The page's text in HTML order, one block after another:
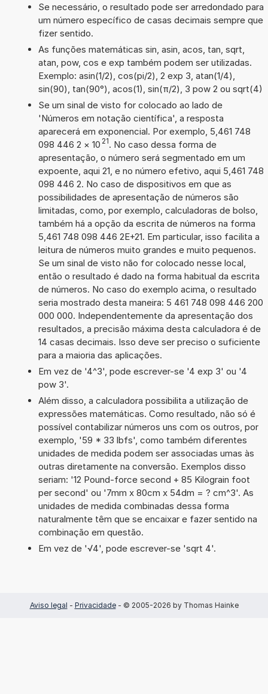
Se necessário, o resultado pode ser arredondado para
um número específico de casas decimais sempre que
fizer sentido.
As funções matemáticas sin, asin, acos, tan, sqrt,
atan, pow, cos e exp também podem ser utilizadas.
Exemplo: asin(1/2), cos(pi/2), 2 exp 3, atan(1/4),
sin(90), tan(90°), acos(1), sin(π/2), 3 pow 2 ou sqrt(4)
Se um sinal de visto for colocado ao lado de
'Números em notação científica', a resposta
aparecerá em exponencial. Por exemplo, 5,461 748
098 446 2 × 10 21. No caso dessa forma de
apresentação, o número será segmentado em um
expoente, aqui 21, e no número efetivo, aqui 5,461 748
098 446 2. No caso de dispositivos em que as
possibilidades de apresentação de números são
limitadas, como, por exemplo, calculadoras de bolso,
também há a opção da escrita de números na forma
5,461 748 098 446 2E+21. Em particular, isso facilita a
leitura de números muito grandes e muito pequenos.
Se um sinal de visto não for colocado nesse local,
então o resultado é dado na forma habitual da escrita
de números. No caso do exemplo acima, o resultado
seria mostrado desta maneira: 5 461 748 098 446 200
000 000. Independentemente da apresentação dos
resultados, a precisão máxima desta calculadora é de
14 casas decimais. Isso deve ser preciso o suficiente
para a maioria das aplicações.
Em vez de '4^3', pode escrever-se '4 exp 3' ou '4
pow 3'.
Além disso, a calculadora possibilita a utilização de
expressões matemáticas. Como resultado, não só é
possível contabilizar números uns com os outros, por
exemplo, '59 * 33 lbfs', como também diferentes
unidades de medida podem ser associadas umas às
outras diretamente na conversão. Exemplos disso
seriam: '12 Pound-force second + 85 Kilograin foot
per second' ou '7mm x 80cm x 54dm = ? cm^3'. As
unidades de medida combinadas dessa forma
naturalmente têm que se encaixar e fazer sentido na
combinação em questão.
Em vez de '√4', pode escrever-se 'sqrt 4'.
Aviso legal - Privacidade- © 2005-2026 by Thomas Hainke